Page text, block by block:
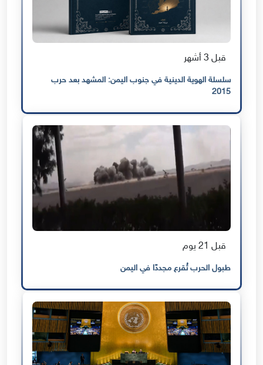
قبل 3 أشهر
سلسلة الهوية الدينية في جنوب اليمن: المشهد بعد حرب
2015
قبل 21 يوم
طبول الحرب تُقرع مجددًا في اليمن